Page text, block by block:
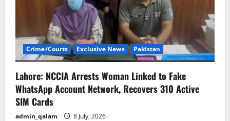
Crime/Courts Exclusive News Pakistan
Lahore: NCCIA Arrests Woman Linked to Fake
WhatsApp Account Network, Recovers 310 Active
SIM Cards
admin_qalam 8 July, 2026